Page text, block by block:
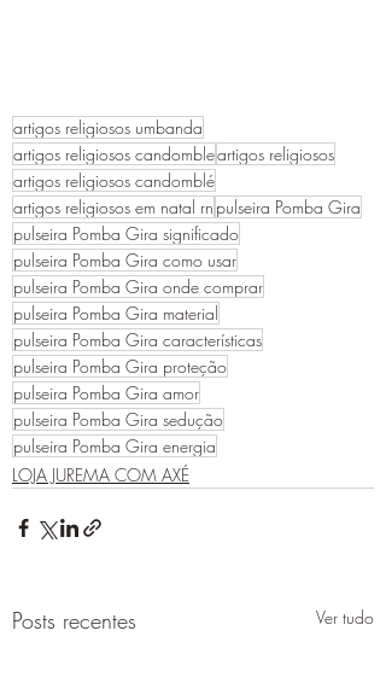
artigos religiosos umbanda
artigos religiosos candombleartigos religiosos
artigos religiosos candomblé
artigos religiosos em natal rn pulseira Pomba Gira
pulseira Pomba Gira significado
pulseira Pomba Gira como usar
pulseira Pomba Gira onde comprar
pulseira Pomba Gira material
pulseira Pomba Gira características
pulseira Pomba Gira proteção
pulseira Pomba Gira amor
pulseira Pomba Gira sedução
pulseira Pomba Gira energia
LOJA JUREMA COM AXÉ
Posts recentes Ver tudo